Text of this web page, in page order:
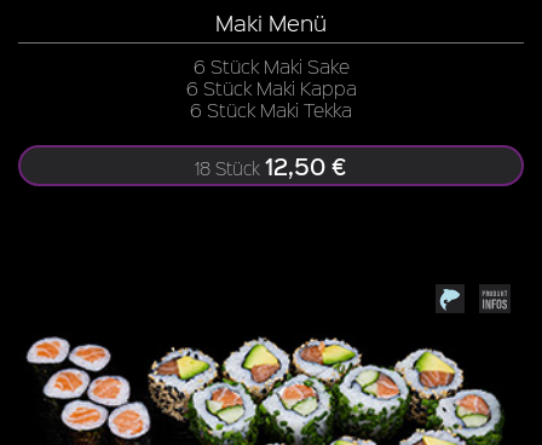
Maki Menü
6 Stück Maki Sake
6 Stück Maki Kappa
6 Stück Maki Tekka
18 Stück 12,50 €